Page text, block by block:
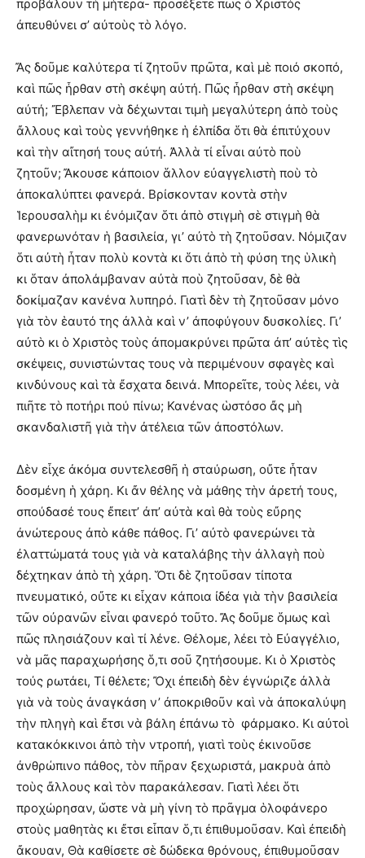
προβάλουν τὴ μήτερα- προσέξετε πῶς ὁ Χριστὸς
ἀπευθύνει σ’ αὐτοὺς τὸ λόγο.
Ἄς δοῦμε καλύτερα τί ζητοῦν πρῶτα, καὶ μὲ ποιό σκοπό,
καὶ πῶς ἦρθαν στὴ σκέψη αὐτή. Πῶς ἦρθαν στὴ σκέψη
αὐτή; Ἔβλεπαν νὰ δέχωνται τιμὴ μεγαλύτερη ἀπὸ τοὺς
ἄλλους καὶ τοὺς γεννήθηκε ἡ ἐλπίδα ὅτι θὰ ἐπιτύχουν
καὶ τὴν αἴτησή τους αὐτή. Ἀλλὰ τί εἶναι αὐτὸ ποὺ
ζητοῦν; Ἄκουσε κάποιον ἅλλον εὐαγγελιστὴ ποὺ τὸ
ἀποκαλύπτει φανερά. Βρίσκονταν κοντὰ στὴν
Ἱερουσαλὴμ κι ἐνόμιζαν ὅτι ἀπὸ στιγμὴ σὲ στιγμὴ θὰ
φανερωνόταν ἡ βασιλεία, γι’ αὐτὸ τὴ ζητοῦσαν. Νόμιζαν
ὅτι αὐτὴ ἦταν πολὺ κοντὰ κι ὅτι ἀπὸ τὴ φύση της ὑλικὴ
κι ὅταν ἀπολάμβαναν αὐτὰ ποὺ ζητοῦσαν, δὲ θὰ
δοκίμαζαν κανένα λυπηρό. Γιατὶ δὲν τὴ ζητοῦσαν μόνο
γιὰ τὸν ἑαυτό της ἀλλὰ καὶ ν’ ἀποφύγουν δυσκολίες. Γι’
αὐτὸ κι ὁ Χριστὸς τοὺς ἀπομακρύνει πρῶτα ἀπ’ αὐτὲς τὶς
σκέψεις, συνιστώντας τους νὰ περιμένουν σφαγὲς καὶ
κινδύνους καὶ τὰ ἔσχατα δεινά. Μπορεῖτε, τοὺς λέει, νὰ
πιῆτε τὸ ποτήρι πού πίνω; Κανένας ὡστόσο ἄς μὴ
σκανδαλιστῆ γιὰ τὴν ἀτέλεια τῶν ἀποστόλων.
Δὲν εἶχε ἀκόμα συντελεσθῆ ἡ σταύρωση, οὔτε ἦταν
δοσμένη ἡ χάρη. Κι ἄν θέλης νὰ μάθης τὴν ἀρετή τους,
σπούδασέ τους ἔπειτ’ ἀπ’ αὐτὰ καὶ θὰ τοὺς εὔρης
ἀνώτερους ἀπὸ κάθε πάθος. Γι’ αὐτὸ φανερώνει τὰ
ἐλαττώματά τους γιὰ νὰ καταλάβης τὴν ἀλλαγὴ ποὺ
δέχτηκαν ἀπὸ τὴ χάρη. Ὅτι δὲ ζητοῦσαν τίποτα
πνευματικό, οὔτε κι εἶχαν κάποια ἰδέα γιὰ τὴν βασιλεία
τῶν οὐρανῶν εἶναι φανερό τοῦτο. Ἄς δοῦμε ὅμως καὶ
πῶς πλησιάζουν καὶ τί λένε. Θέλομε, λέει τὸ Εὐαγγέλιο,
νὰ μᾶς παραχωρήσης ὅ,τι σοῦ ζητήσουμε. Κι ὁ Χριστὸς
τούς ρωτάει, Τί θέλετε; Ὄχι ἐπειδὴ δὲν ἐγνώριζε ἀλλὰ
γιὰ νὰ τοὺς ἀναγκάση ν’ ἀποκριθοῦν καὶ νὰ ἀποκαλύψη
τὴν πληγὴ καὶ ἔτσι νὰ βάλη ἐπάνω τὸ φάρμακο. Κι αὐτοὶ
κατακόκκινοι ἀπὸ τὴν ντροπή, γιατὶ τοὺς ἐκινοῦσε
ἀνθρώπινο πάθος, τὸν πῆραν ξεχωριστά, μακρυὰ ἀπὸ
τοὺς ἄλλους καὶ τὸν παρακάλεσαν. Γιατὶ λέει ὅτι
προχώρησαν, ὥστε νὰ μὴ γίνη τὸ πρᾶγμα ὁλοφάνερο
στοὺς μαθητὰς κι ἔτσι εἶπαν ὅ,τι ἐπιθυμοῦσαν. Καὶ ἐπειδὴ
ἄκουαν, Θὰ καθίσετε σὲ δώδεκα θρόνους, ἐπιθυμοῦσαν